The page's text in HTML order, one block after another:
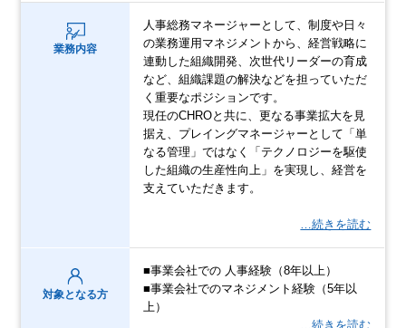
業務内容
人事総務マネージャーとして、制度や日々
の業務運用マネジメントから、経営戦略に
連動した組織開発、次世代リーダーの育成
など、組織課題の解決などを担っていただ
く重要なポジションです。
現任のCHROと共に、更なる事業拡大を見
据え、プレイングマネージャーとして「単
なる管理」ではなく「テクノロジーを駆使
した組織の生産性向上」を実現し、経営を
支えていただきます。
…続きを読む
対象となる方
■事業会社での 人事経験（8年以上）
■事業会社でのマネジメント経験（5年以
上）
…続きを読む